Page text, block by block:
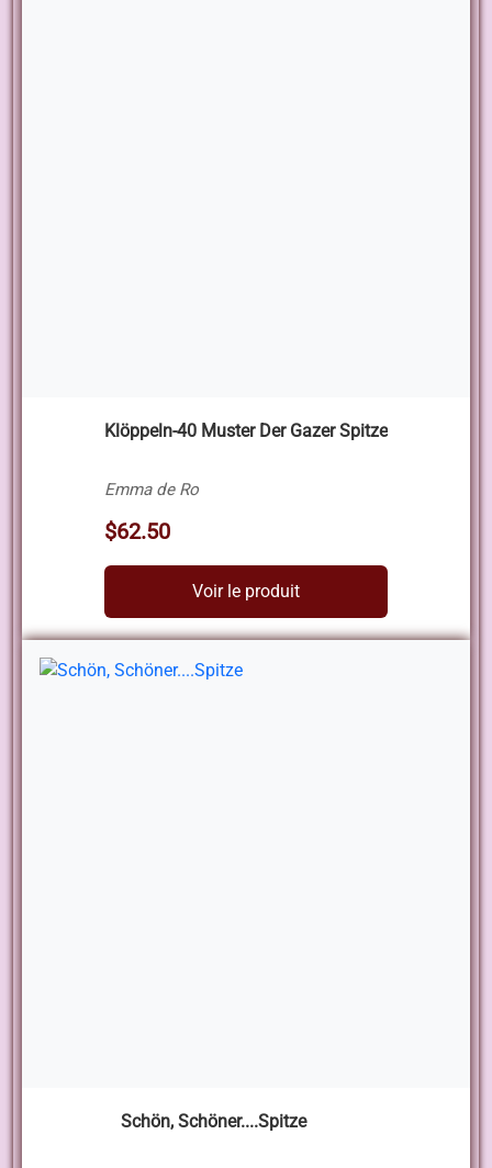
Klöppeln-40 Muster Der Gazer Spitze
Emma de Ro
$62.50
Voir le produit
Schön, Schöner....Spitze